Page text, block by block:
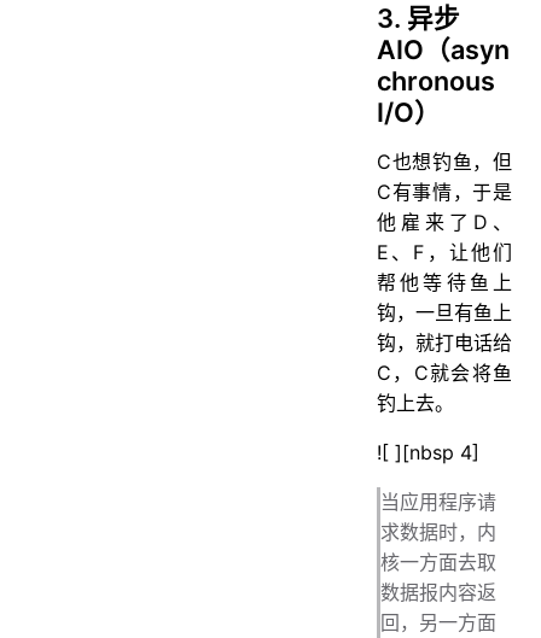
3. 异步
AIO（asyn
chronous
I/O）
C也想钓鱼，但
C有事情，于是
他雇来了D、
E、F，让他们
帮他等待鱼上
钩，一旦有鱼上
钩，就打电话给
C，C就会将鱼
钓上去。
![ ][nbsp 4]
当应用程序请
求数据时，内
核一方面去取
数据报内容返
回，另一方面